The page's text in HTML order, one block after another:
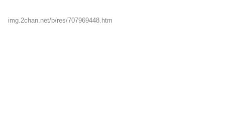
img.2chan.net/b/res/707969448.htm